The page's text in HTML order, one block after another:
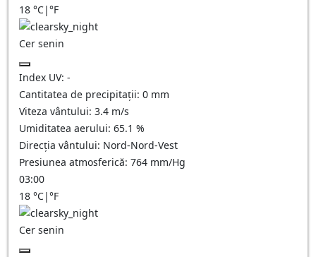
18 °C|°F
Cer senin
Index UV: -
Cantitatea de precipitații: 0 mm
Viteza vântului: 3.4 m/s
Umiditatea aerului: 65.1 %
Direcția vântului: Nord-Nord-Vest
Presiunea atmosferică: 764 mm/Hg
03:00
18 °C|°F
Cer senin